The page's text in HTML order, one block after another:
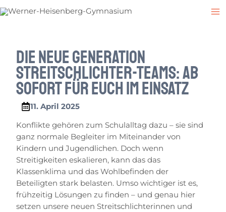
Inhalt
Die neue Generation
Streitschlichter-teams: Ab
sofort für euch im Einsatz
11. April 2025
Konflikte gehören zum Schulalltag dazu – sie sind
ganz normale Begleiter im Miteinander von
Kindern und Jugendlichen. Doch wenn
Streitigkeiten eskalieren, kann das das
Klassenklima und das Wohlbefinden der
Beteiligten stark belasten. Umso wichtiger ist es,
frühzeitig Lösungen zu finden – und genau hier
setzen unsere neuen Streitschlichterinnen und
navigation